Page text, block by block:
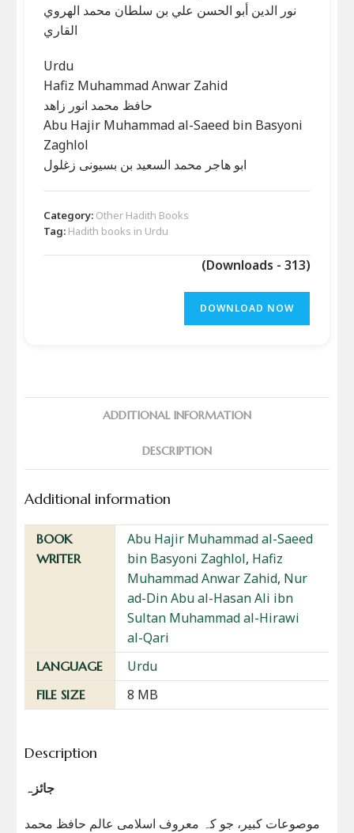
نور الدين أبو الحسن علي بن سلطان محمد الهروي
Urdu
Hafiz Muhammad Anwar Zahid
حافظ محمد انور زاھد
Abu Hajir Muhammad al-Saeed bin Basyoni
Zaghlol
ابو ھاجر محمد السعید بن بسیونی زغلول
Category: Other Hadith Books
Tag: Hadith books in Urdu
(Downloads - 313)
DOWNLOAD NOW
ADDITIONAL INFORMATION
DESCRIPTION
Additional information
BOOK
WRITER
Abu Hajir Muhammad al-Saeed
bin Basyoni Zaghlol, Hafiz
Muhammad Anwar Zahid, Nur
ad-Din Abu al-Hasan Ali ibn
Sultan Muhammad al-Hirawi
al-Qari
LANGUAGE Urdu
FILE SIZE 8 MB
Description
جائزہ
موصوعات کبیر، جو کہ معروف اسلامی عالم حافظ محمد